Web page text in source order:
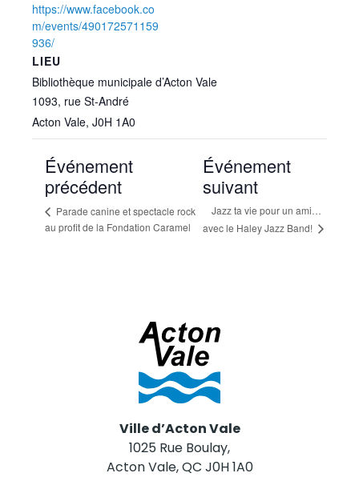
https://www.facebook.co
m/events/490172571159
936/
LIEU
Bibliothèque municipale d’Acton Vale
1093, rue St-André
Acton Vale, J0H 1A0
Événement
précédent
Parade canine et spectacle rock
au profit de la Fondation Caramel
Événement
suivant
Jazz ta vie pour un ami…
avec le Haley Jazz Band!
Ville d’Acton Vale
1025 Rue Boulay,
Acton Vale, QC J0H 1A0